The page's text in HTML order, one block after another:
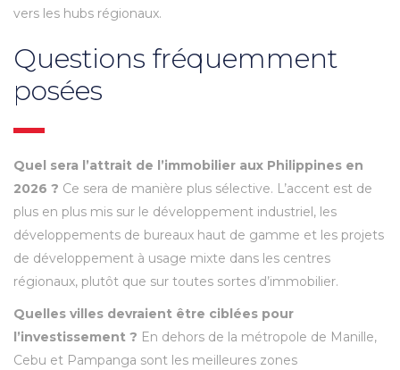
vers les hubs régionaux.
Questions fréquemment
posées
Quel sera l’attrait de l’immobilier aux Philippines en
2026 ? Ce sera de manière plus sélective. L’accent est de
plus en plus mis sur le développement industriel, les
développements de bureaux haut de gamme et les projets
de développement à usage mixte dans les centres
régionaux, plutôt que sur toutes sortes d’immobilier.
Quelles villes devraient être ciblées pour
l’investissement ? En dehors de la métropole de Manille,
Cebu et Pampanga sont les meilleures zones